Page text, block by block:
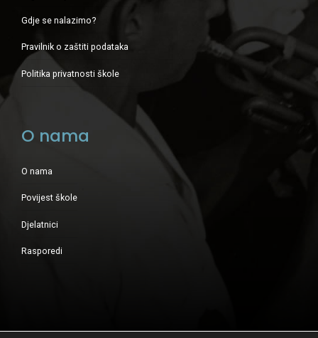
Gdje se nalazimo?
Pravilnik o zaštiti podataka
Politika privatnosti škole
O nama
O nama
Povijest škole
Djelatnici
Rasporedi